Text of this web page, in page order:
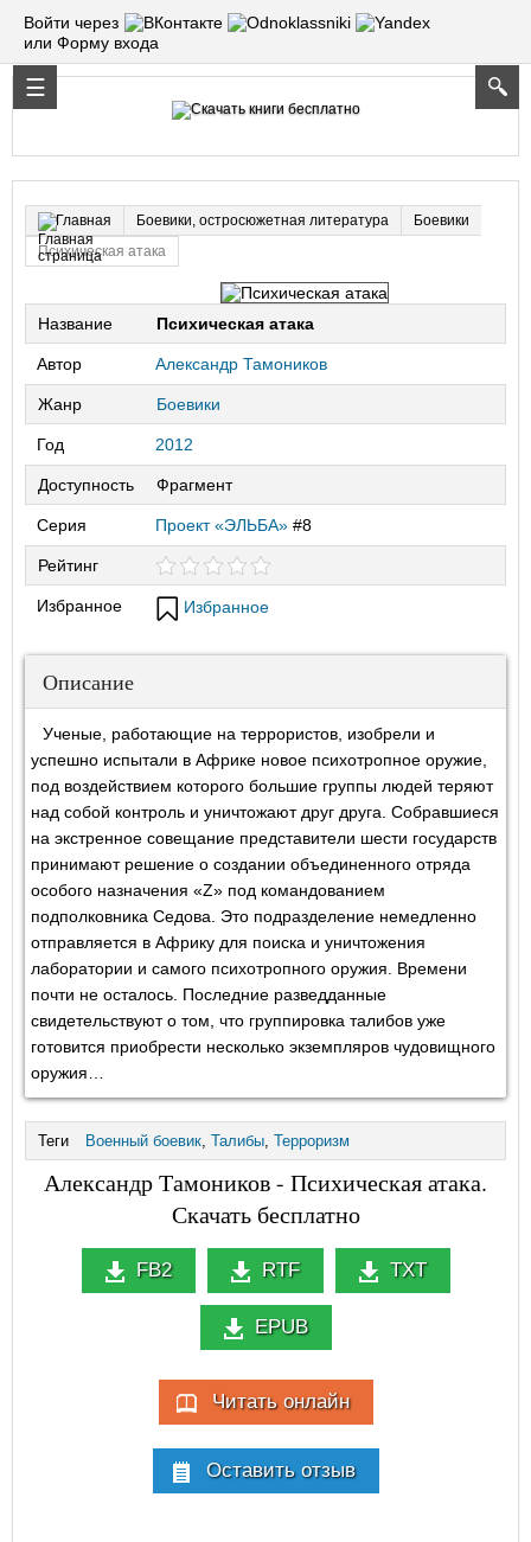
Войти через
или Форму входа
Главная Боевики, остросюжетная литература
Боевики
Психическая атака
Название Психическая атака
Автор Александр Тамоников
Жанр Боевики
Год 2012
Доступность Фрагмент
Серия Проект «ЭЛЬБА» #8
Рейтинг
Избранное Избранное
Описание
Ученые, работающие на террористов, изобрели и
успешно испытали в Африке новое психотропное оружие,
под воздействием которого большие группы людей теряют
над собой контроль и уничтожают друг друга. Собравшиеся
на экстренное совещание представители шести государств
принимают решение о создании объединенного отряда
особого назначения «Z» под командованием
подполковника Седова. Это подразделение немедленно
отправляется в Африку для поиска и уничтожения
лаборатории и самого психотропного оружия. Времени
почти не осталось. Последние разведданные
свидетельствуют о том, что группировка талибов уже
готовится приобрести несколько экземпляров чудовищного
оружия…
Теги Военный боевик, Талибы, Терроризм
Александр Тамоников - Психическая атака.
Скачать бесплатно
FB2 RTF TXT
EPUB
Читать онлайн
Оставить отзыв